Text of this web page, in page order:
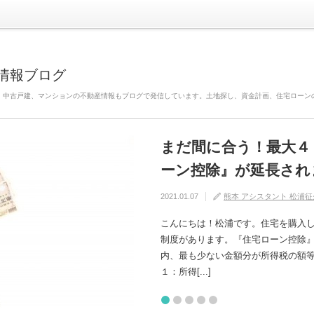
報ブログ
古戸建、マンションの不動産情報もブログで発信しています。土地探し、資金計画、住宅ロー
まだ間に合う！最大
ーン控除』が延長さ
2021.01.07 熊本 アシスタント 松浦征
こんにちは！松浦です。住宅を購入
制度があります。『住宅ローン控除
内、最も少ない金額分が所得税の額
１：所得[...]
自分の家がいわゆる
けるためには？
2020.09.17 熊本 アシスタント 松浦征
建売住宅と注文住宅
2020.08.29 熊本 アシスタント 松浦征
住宅の中でも熱中症
2020.08.27 熊本 アシスタント 松浦征
【火災保険】万が一
れるの？
2020.07.11 熊本 アシスタント 松浦征
1 2 3 4